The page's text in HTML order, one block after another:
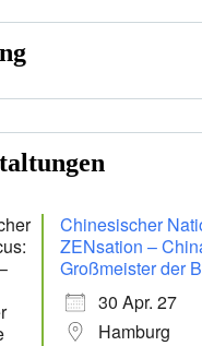
Chinesischer
ZENsation –
Großmeister der
30 Apr. 27
Hamburg